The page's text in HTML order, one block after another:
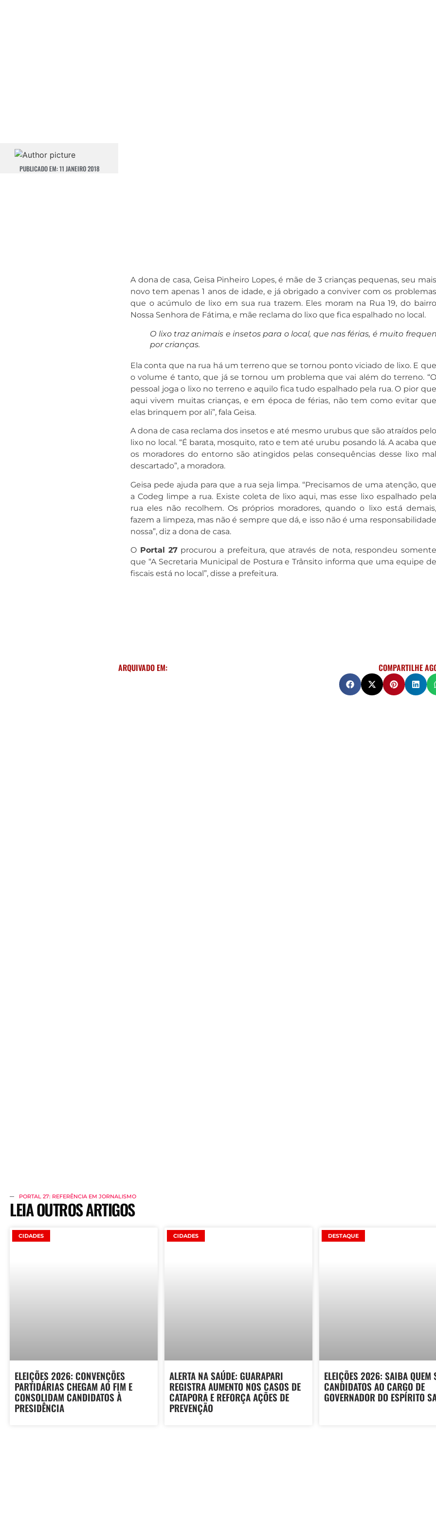
PUBLICADO EM:11 JANEIRO 2018
A dona de casa, Geisa Pinheiro Lopes, é mãe de 3 crianças pequenas, seu mais
novo tem apenas 1 anos de idade, e já obrigado a conviver com os problemas
que o acúmulo de lixo em sua rua trazem. Eles moram na Rua 19, do bairro
Nossa Senhora de Fátima, e mãe reclama do lixo que fica espalhado no local.
O lixo traz animais e insetos para o local, que nas férias, é muito
por crianças.
Ela conta que na rua há um terreno que se tornou ponto viciado de lixo. E que
o volume é tanto, que já se tornou um problema que vai além do terreno. “O
pessoal joga o lixo no terreno e aquilo fica tudo espalhado pela rua. O pior que
aqui vivem muitas crianças, e em época de férias, não tem como evitar que
elas brinquem por ali”, fala Geisa.
A dona de casa reclama dos insetos e até mesmo urubus que são atraídos pelo
lixo no local. “É barata, mosquito, rato e tem até urubu posando lá. A acaba que
os moradores do entorno são atingidos pelas consequências desse lixo mal
descartado”, a moradora.
Geisa pede ajuda para que a rua seja limpa. “Precisamos de uma atenção, que
a Codeg limpe a rua. Existe coleta de lixo aqui, mas esse lixo espalhado pela
rua eles não recolhem. Os próprios moradores, quando o lixo está demais,
fazem a limpeza, mas não é sempre que dá, e isso não é uma responsabilidade
nossa”, diz a dona de casa.
O Portal 27procurou a prefeitura, que através de nota, respondeu somente
que “A Secretaria Municipal de Postura e Trânsito informa que uma equipe de
fiscais está no local”, disse a prefeitura.
ARQUIVADO EM: COMPARTILHE
PORTAL 27: REFERÊNCIA EM JORNALISMO
LEIA OUTROS ARTIGOS
CIDADES
ELEIÇÕES 2026: CONVENÇÕES
PARTIDÁRIAS CHEGAM AO FIM E
CONSOLIDAM CANDIDATOS À
PRESIDÊNCIA
CIDADES
ALERTA NA SAÚDE: GUARAPARI
REGISTRA AUMENTO NOS CASOS DE
CATAPORA E REFORÇA AÇÕES DE
PREVENÇÃO
DESTAQUE
ELEIÇÕES 2026: SAIBA QUEM
CANDIDATOS AO CARGO DE
GOVERNADOR DO ESPÍRITO